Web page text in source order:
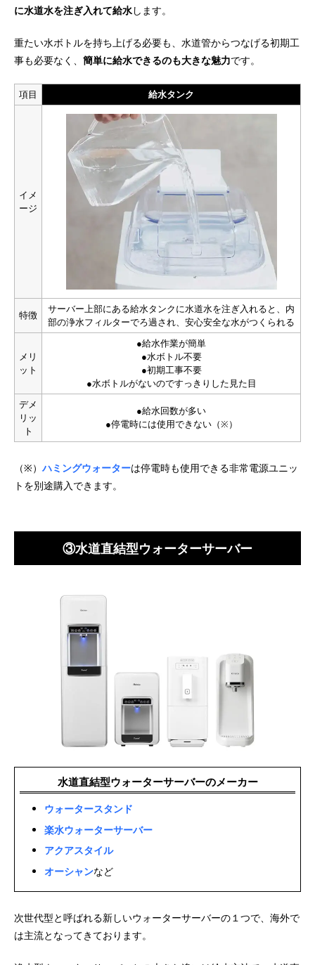
に水道水を注ぎ入れて給水します。
重たい水ボトルを持ち上げる必要も、水道管からつなげる初期工
事も必要なく、 簡単に給水できるのも大きな魅力です。
項目 給水タンク
イメ
ージ
特徴
サーバー上部にある給水タンクに水道水を注ぎ入れると、内
部の浄水フィルターでろ過され、安心安全な水がつくられる
メリ
ット
●給水作業が簡単
●水ボトル不要
●初期工事不要
●水ボトルがないのですっきりした見た目
デメ
リッ
ト
●給水回数が多い
●停電時には使用できない（※）
（※）ハミングウォーターは停電時も使用できる非常電源ユニッ
トを別途購入できます。
③水道直結型ウォーターサーバー
水道直結型ウォーターサーバーのメーカー
ウォータースタンド
楽水ウォーターサーバー
アクアスタイル
オーシャンなど
次世代型と呼ばれる新しいウォーターサーバーの１つで、海外で
は主流となってきております。